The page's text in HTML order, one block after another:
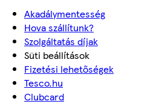
Akadálymentesség
Hova szállítunk?
Szolgáltatás díjak
Süti beállítások
Fizetési lehetőségek
Tesco.hu
Clubcard